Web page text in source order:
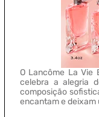
O Lancôme La Vie
celebra a alegria
composição
encantam e deixam